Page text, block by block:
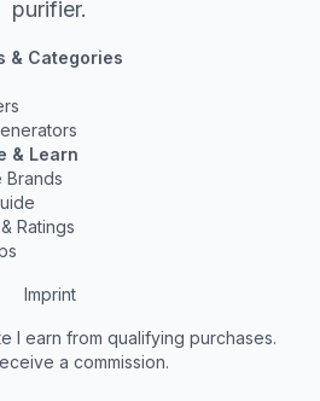
purifier.
& Categories
& Learn
Brands
Ratings
Imprint
I earn from qualifying purchases.
a commission.